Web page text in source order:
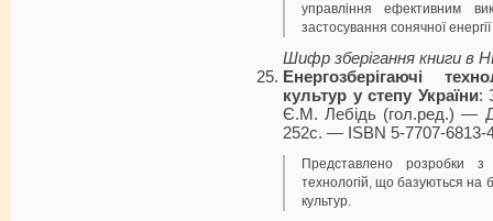
управління ефективним
застосування сонячної
Шифр зберігання книги в
Енергозберігаючі
культур у степу України:
Є.М. Лебідь (гол.ред.) —
252с. — ISBN 5-7707-6813-
Представлено розробки з
технологій, що базуються на
культур.